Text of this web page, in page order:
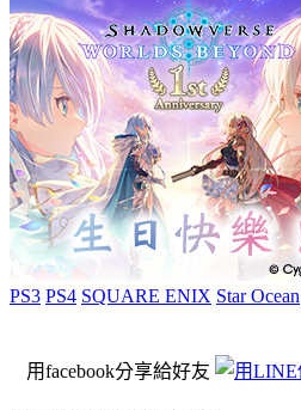
PS3 PS4 SQUARE ENIX Star Ocean
用facebook分享給好友